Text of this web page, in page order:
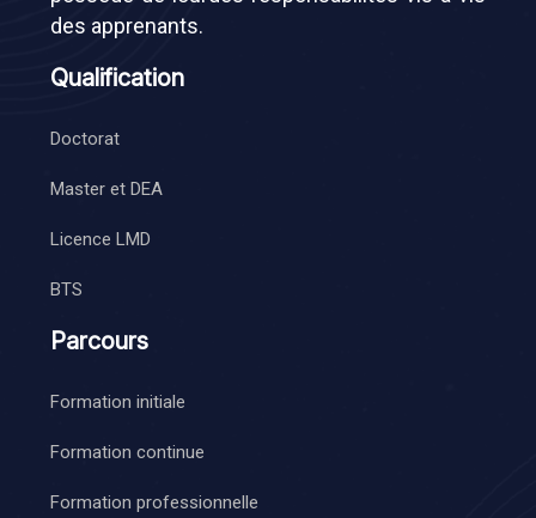
des apprenants.
Qualification
Doctorat
Master et DEA
Licence LMD
BTS
Parcours
Formation initiale
Formation continue
Formation professionnelle